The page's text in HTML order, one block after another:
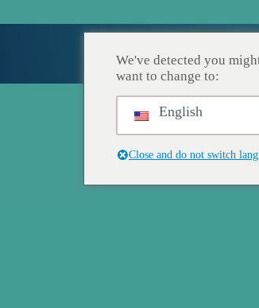
Home I Nostri
We've detected you
want to change to:
English
Close and do not switch